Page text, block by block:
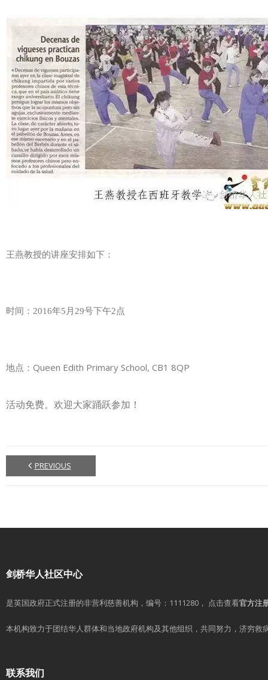
王燕教授的讲座安排如下：
时间： 2016年5月29号下午2点
地点： Queen Edith Primary School, CB1 8QP
活动免费。欢迎大家踊跃参加！
PREVIOUS
剑桥华人社区中心
是英国政府正式注册的非营利慈善机构，编号：1111280， 点击查看官方注
本机构致力于团结华人群体和当地政府机构及其他组织，共同努力，济穷
联系我们